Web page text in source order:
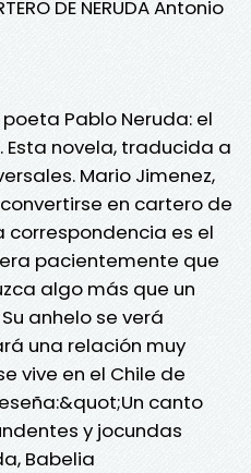
DE NERUDA Antonio
Pablo Neruda: el
novela, traducida a
Mario Jimenez,
en cartero de
correspondencia es el
pacientemente que
algo más que un
anhelo se verá
una relación muy
vive en el Chile de
canto
y jocundas
Babelia